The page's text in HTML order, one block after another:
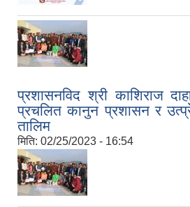
प्रशासनविद श्री काशिराज
प्रचलित कानुन प्रशासन र
तालिम
मिति: 02/25/2023 - 16:54